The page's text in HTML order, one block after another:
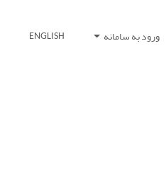
ورود به سامانه ENGLISH